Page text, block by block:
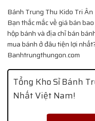
Bánh Trung Thu Kido Tri Ân
Bạn thắc mắc về giá bán
hộp bánh và địa chỉ bán
mua bánh ở đâu tiện lợi
Banhtrungthungon.com
Tổng Kho Sỉ Bánh
Nhất Việt Nam!